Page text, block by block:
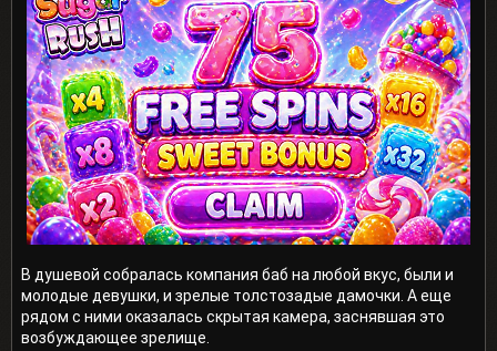
В душевой собралась компания баб на любой вкус, были и
молодые девушки, и зрелые толстозадые дамочки. А еще
рядом с ними оказалась скрытая камера, заснявшая это
возбуждающее зрелище.